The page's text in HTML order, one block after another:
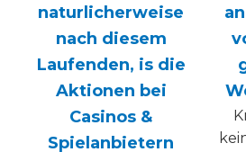
naturlicherweise
nach diesem
Laufenden, is die
Aktionen bei
Casinos &
Spielanbietern